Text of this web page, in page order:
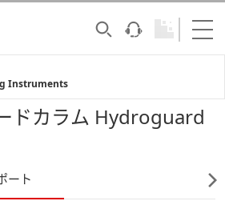
Instruments
ドカラム Hydroguard
ート